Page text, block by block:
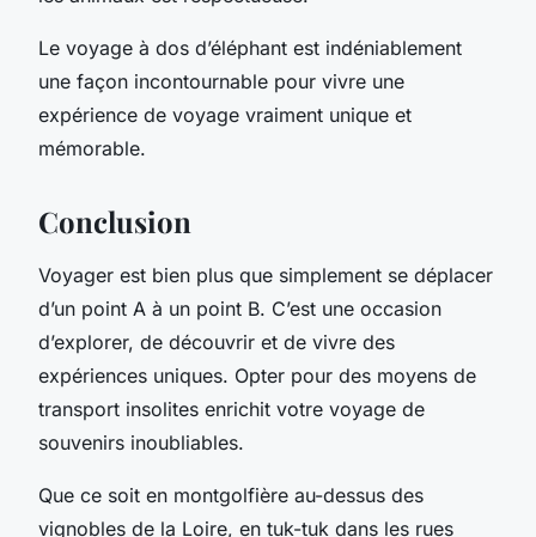
Le voyage à dos d’éléphant est indéniablement
une façon incontournable pour vivre une
expérience de voyage vraiment unique et
mémorable.
Conclusion
Voyager est bien plus que simplement se déplacer
d’un point A à un point B. C’est une occasion
d’explorer, de découvrir et de vivre des
expériences uniques. Opter pour des moyens de
transport insolites enrichit votre voyage de
souvenirs inoubliables.
Que ce soit en montgolfière au-dessus des
vignobles de la Loire, en tuk-tuk dans les rues